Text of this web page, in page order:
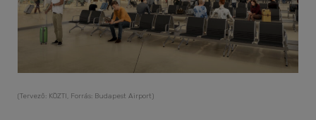
(Tervező: KÖZTI, Forrás: Budapest Airport)